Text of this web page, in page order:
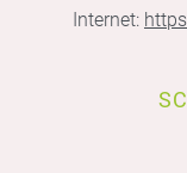
Internet: